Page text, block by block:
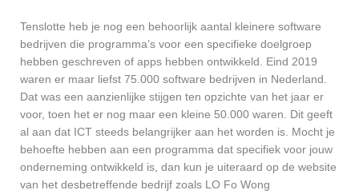
Tenslotte heb je nog een behoorlijk aantal kleinere software
bedrijven die programma’s voor een specifieke doelgroep
hebben geschreven of apps hebben ontwikkeld. Eind 2019
waren er maar liefst 75.000 software bedrijven in Nederland.
Dat was een aanzienlijke stijgen ten opzichte van het jaar er
voor, toen het er nog maar een kleine 50.000 waren. Dit geeft
al aan dat ICT steeds belangrijker aan het worden is. Mocht je
behoefte hebben aan een programma dat specifiek voor jouw
onderneming ontwikkeld is, dan kun je uiteraard op de website
van het desbetreffende bedrijf zoals LO Fo Wong